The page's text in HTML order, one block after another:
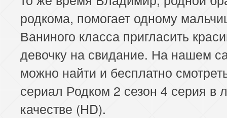
родкома, помогает одному
Ваниного класса пригласить
девочку на свидание. На нашем
можно найти и бесплатно
сериал Родком 2 сезон 4 серия в
качестве (HD).